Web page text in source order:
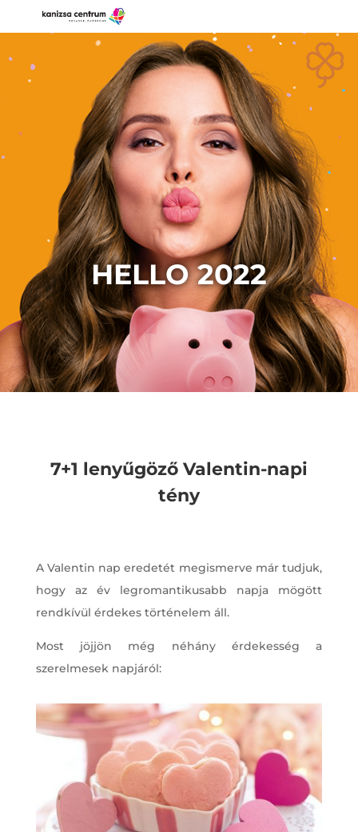
HELLO 2022
7+1 lenyűgöző Valentin-napi
tény
A Valentin nap eredetét megismerve már tudjuk,
hogy az év legromantikusabb napja mögött
rendkívül érdekes történelem áll.
Most jöjjön még néhány érdekesség a
szerelmesek napjáról: